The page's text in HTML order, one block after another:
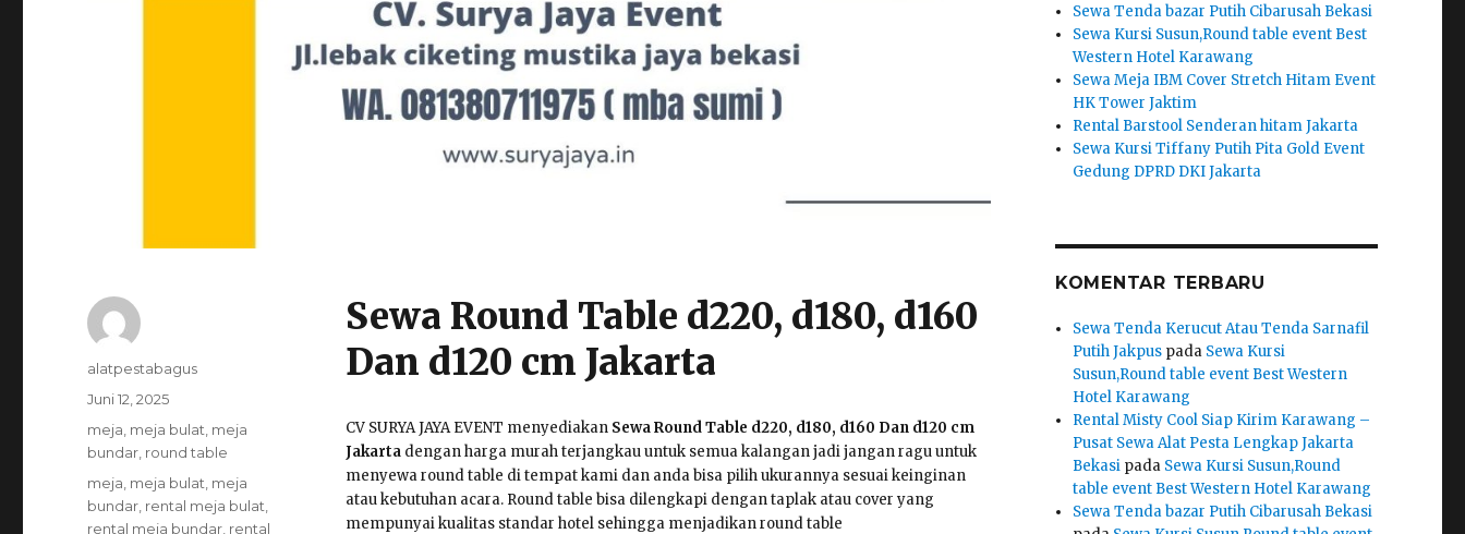
Sewa Round Table d220, d180, d160
Dan d120 cm Jakarta
CV SURYA JAYA EVENT menyediakan Sewa Round Table d220, d180, d160 Dan d120 cm
Jakartadengan harga murah terjangkau untuk semua kalangan jadi jangan ragu untuk
menyewa round table di tempat kami dan anda bisa pilih ukurannya sesuai keinginan
atau kebutuhan acara. Round table bisa dilengkapi dengan taplak atau cover yang
mempunyai kualitas standar hotel sehingga menjadikan round table
Author
alatpestabagus
Posted
Juni 12, 2025
Categories
meja meja bulat meja
bundar round table
Tags
meja meja bulat meja
bundar rental meja bulat
rental meja bundar rental
Sewa Tenda bazar Putih Cibarusah Bekasi
Sewa Kursi Susun,Round table event Best
Western Hotel Karawang
Sewa Meja IBM Cover Stretch Hitam Event
HK Tower Jaktim
Rental Barstool Senderan hitam Jakarta
Sewa Kursi Tiffany Putih Pita Gold Event
Gedung DPRD DKI Jakarta
KOMENTAR TERBARU
Sewa Tenda Kerucut Atau Tenda Sarnafil
Putih Jakpus pada Sewa Kursi
Susun,Round table event Best Western
Hotel Karawang
Rental Misty Cool Siap Kirim Karawang –
Pusat Sewa Alat Pesta Lengkap Jakarta
Bekasi pada Sewa Kursi Susun,Round
table event Best Western Hotel Karawang
Sewa Tenda bazar Putih Cibarusah Bekasi